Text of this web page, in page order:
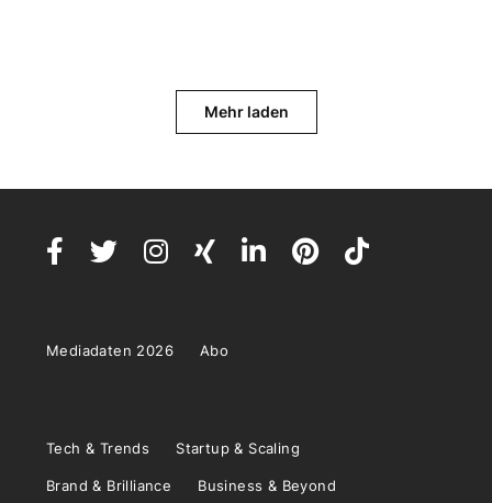
Mehr laden
Mediadaten 2026 Abo
Tech & Trends Startup & Scaling
Brand & Brilliance Business & Beyond